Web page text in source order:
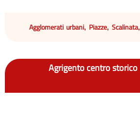
Agglomerati urbani, Piazze, Scalinata,
Agrigento centro storico